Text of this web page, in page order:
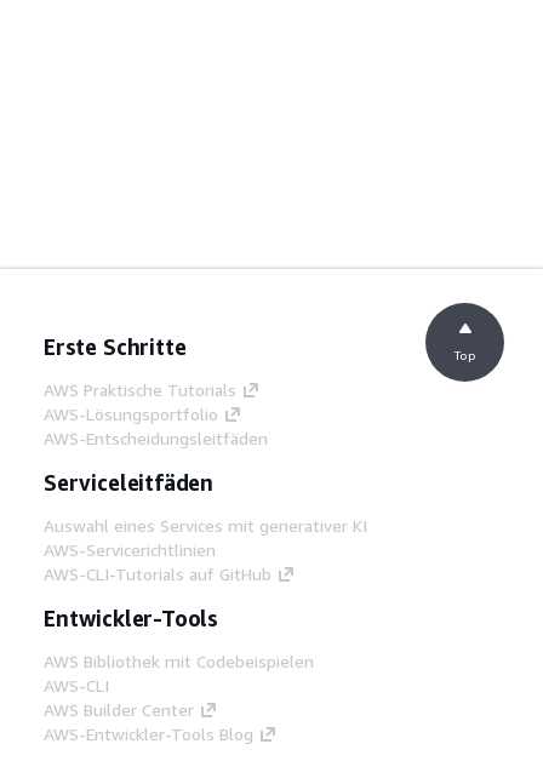
Erste Schritte
AWS Praktische Tutorials
AWS-Lösungsportfolio
AWS-Entscheidungsleitfäden
Serviceleitfäden
Auswahl eines Services mit generativer KI
AWS-Servicerichtlinien
AWS-CLI-Tutorials auf GitHub
Entwickler-Tools
AWS Bibliothek mit Codebeispielen
AWS-CLI
AWS Builder Center
AWS-Entwickler-Tools Blog
Top